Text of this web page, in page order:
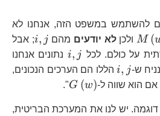
להשתמש במשפט הזה, אנחנו לא
w M ( ולכןלא יודעים מהם i, j
; אבל
על כולם. לכל
i, j
נתונים אנחנו
ש-
i, j
הללו הם הערכים הנכונים,
אם הוא שווה ל- G (w)
".
יש לנו את המערכת הבריטית,